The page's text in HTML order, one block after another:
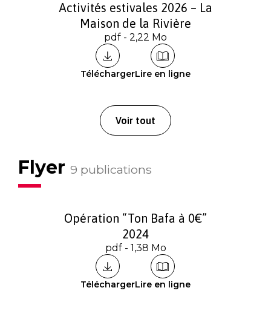
Activités estivales 2026 – La
Maison de la Rivière
pdf - 2,22 Mo
TéléchargerLire en ligne
Voir tout
Flyer 9 publications
Opération “Ton Bafa à 0€”
2024
pdf - 1,38 Mo
TéléchargerLire en ligne